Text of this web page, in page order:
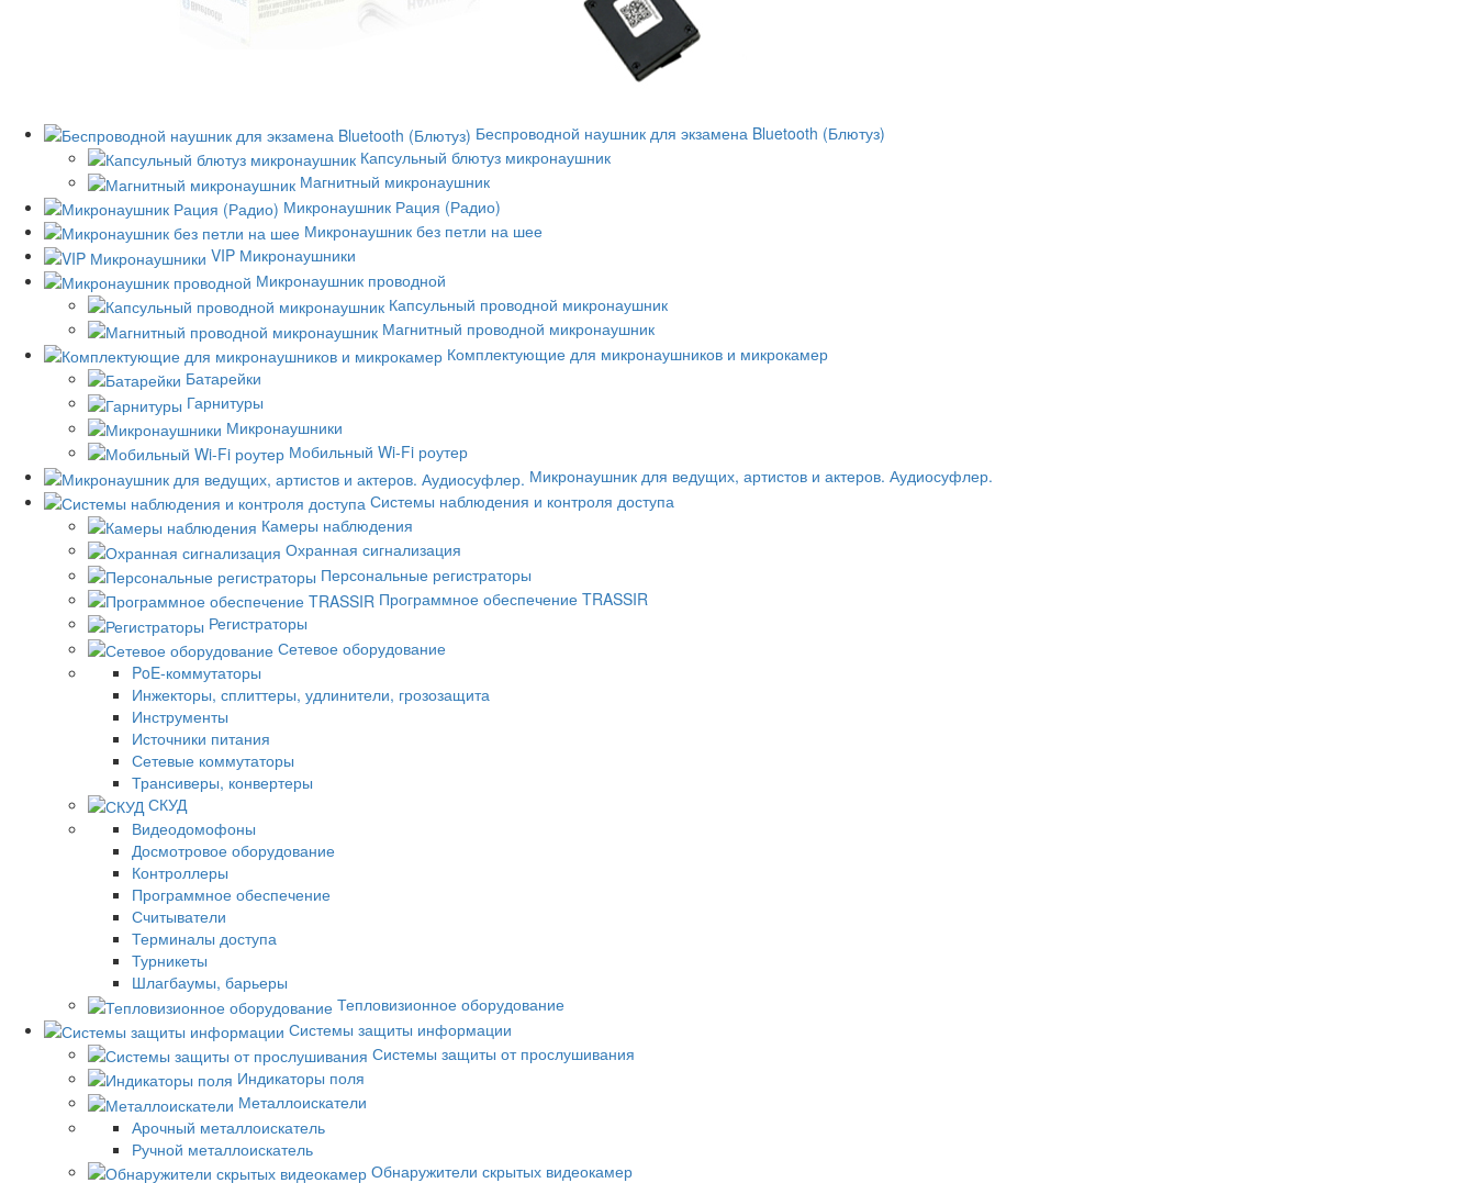
Беспроводной наушник для экзамена Bluetooth (Блютуз)
Капсульный блютуз микронаушник
Магнитный микронаушник
Микронаушник Рация (Радио)
Микронаушник без петли на шее
VIP Микронаушники
Микронаушник проводной
Капсульный проводной микронаушник
Магнитный проводной микронаушник
Комплектующие для микронаушников и микрокамер
Батарейки
Гарнитуры
Микронаушники
Мобильный Wi-Fi роутер
Микронаушник для ведущих, артистов и актеров. Аудиосуфлер.
Системы наблюдения и контроля доступа
Камеры наблюдения
Охранная сигнализация
Персональные регистраторы
Программное обеспечение TRASSIR
Регистраторы
Сетевое оборудование
PoE-коммутаторы
Инжекторы, сплиттеры, удлинители, грозозащита
Инструменты
Источники питания
Сетевые коммутаторы
Трансиверы, конвертеры
СКУД
Видеодомофоны
Досмотровое оборудование
Контроллеры
Программное обеспечение
Считыватели
Терминалы доступа
Турникеты
Шлагбаумы, барьеры
Тепловизионное оборудование
Системы защиты информации
Системы защиты от прослушивания
Индикаторы поля
Металлоискатели
Арочный металлоискатель
Ручной металлоискатель
Обнаружители скрытых видеокамер